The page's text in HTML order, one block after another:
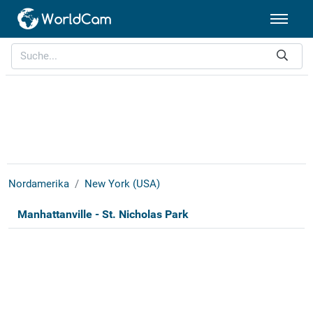
Nordamerika New York (USA)
Manhattanville - St. Nicholas Park